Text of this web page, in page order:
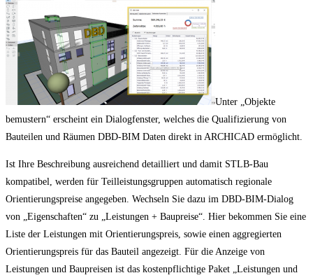
Unter „Objekte
bemustern“ erscheint ein Dialogfenster, welches die Qualifizierung von
Bauteilen und Räumen DBD-BIM Daten direkt in ARCHICAD ermöglicht.
Ist Ihre Beschreibung ausreichend detailliert und damit STLB-Bau
kompatibel, werden für Teilleistungsgruppen automatisch regionale
Orientierungspreise angegeben. Wechseln Sie dazu im DBD-BIM-Dialog
von „Eigenschaften“ zu „Leistungen + Baupreise“. Hier bekommen Sie eine
Liste der Leistungen mit Orientierungspreis, sowie einen aggregierten
Orientierungspreis für das Bauteil angezeigt. Für die Anzeige von
Leistungen und Baupreisen ist das kostenpflichtige Paket „Leistungen und